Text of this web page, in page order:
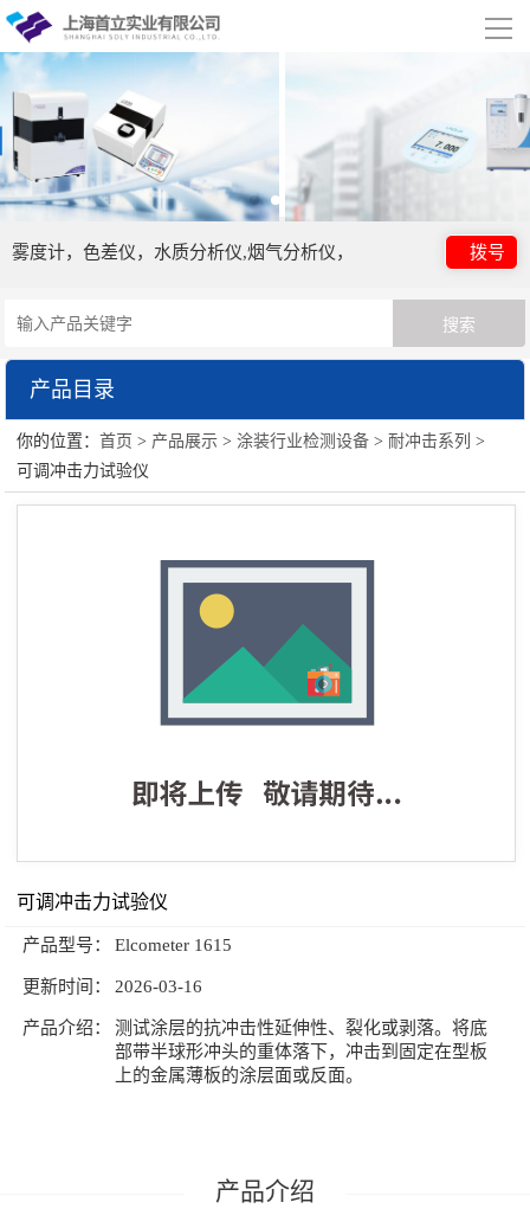
导
网站首页
关于我们
合作伙伴
行业应用
视频展示
技术文章
雾度计，色差仪，水质分析仪,烟气分析仪， 拨号
产品目录
涂装行业检测设备
粘度系列
弯曲柔韧性系列
原漆性能系列
测色系列
耐摩擦试验系列
你的位置：首页 > 产品展示 >涂装行业检测设备 > 耐冲击系列 >
可调冲击力试验仪
可调冲击力试验仪
产品型号： Elcometer 1615
更新时间： 2026-03-16
产品介绍：
测试涂层的抗冲击性延伸性、裂化或剥落。将底
部带半球形冲头的重体落下，冲击到固定在型板
上的金属薄板的涂层面或反面。
产品介绍